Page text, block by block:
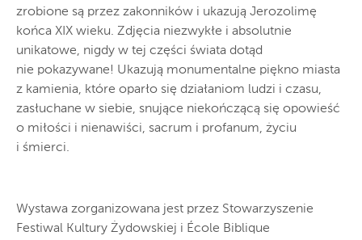
zrobione są przez zakonników i ukazują Jerozolimę
końca XIX wieku. Zdjęcia niezwykłe i absolutnie
unikatowe, nigdy w tej części świata dotąd
nie pokazywane! Ukazują monumentalne piękno miasta
z kamienia, które oparło się działaniom ludzi i czasu,
zasłuchane w siebie, snujące niekończącą się opowieść
o miłości i nienawiści, sacrum i profanum, życiu
i śmierci.
Wystawa zorganizowana jest przez Stowarzyszenie
Festiwal Kultury Żydowskiej i École Biblique